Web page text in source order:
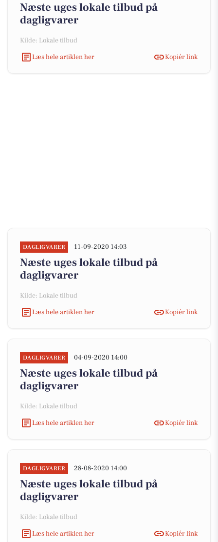
Næste uges lokale tilbud på
dagligvarer
Kilde: Lokale tilbud
Læs hele artiklen her
Kopiér link
DAGLIGVARER 11-09-2020 14:03
Næste uges lokale tilbud på
dagligvarer
Kilde: Lokale tilbud
Læs hele artiklen her
Kopiér link
DAGLIGVARER 04-09-2020 14:00
Næste uges lokale tilbud på
dagligvarer
Kilde: Lokale tilbud
Læs hele artiklen her
Kopiér link
DAGLIGVARER 28-08-2020 14:00
Næste uges lokale tilbud på
dagligvarer
Kilde: Lokale tilbud
Læs hele artiklen her
Kopiér link